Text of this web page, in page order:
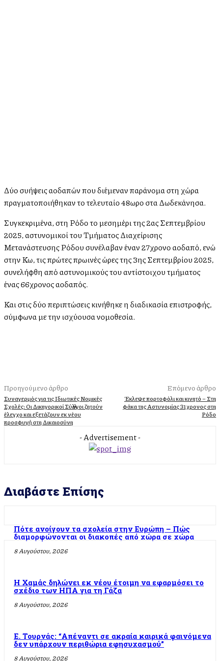
Δύο συλλήψεις αλλοδαπών που διέμεναν παράνομα στη χώρα
πραγματοποιήθηκαν το τελευταίο 48ωρο στα Δωδεκάνησα.
Συγκεκριμένα, στη Ρόδο το μεσημέρι της 2ας Σεπτεμβρίου
2025, αστυνομικοί του Τμήματος Διαχείρισης
Μετανάστευσης Ρόδου συνέλαβαν έναν 27χρονο αλλοδαπό, ενώ
στην Κω, τις πρώτες πρωινές ώρες της 3ης Σεπτεμβρίου 2025,
συνελήφθη από αστυνομικούς του αντίστοιχου τμήματος
ένας 66χρονος αλλοδαπός.
Και στις δύο περιπτώσεις κινήθηκε η διαδικασία επιστροφής,
σύμφωνα με την ισχύουσα νομοθεσία.
Προηγούμενο άρθρο
Συναγερμός για τις Ιδιωτικές Νομικές
Σχολές: Οι Δικηγορικοί Σύλλογοι ζητούν
έλεγχο και εξετάζουν εκ νέου
προσφυγή στη Δικαιοσύνη
Επόμενο άρθρο
Έκλεψε πορτοφόλι και κινητό – Στη
φάκα της Αστυνομίας 31χρονος στη
Ρόδο
- Advertisement -
Διαβάστε Επίσης
Πότε ανοίγουν τα σχολεία στην Ευρώπη – Πώς
διαμορφώνονται οι διακοπές από χώρα σε χώρα
8 Αυγούστου, 2026
Η Χαμάς δηλώνει εκ νέου έτοιμη να εφαρμόσει το
σχέδιο των ΗΠΑ για τη Γάζα
8 Αυγούστου, 2026
Ε. Τουρνάς: “Απέναντι σε ακραία καιρικά φαινόμενα
δεν υπάρχουν περιθώρια εφησυχασμού”
8 Αυγούστου, 2026